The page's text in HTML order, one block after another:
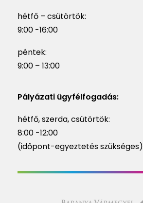
hétfő – csütörtök:
9:00 -16:00
péntek:
9:00 – 13:00
Pályázati ügyfélfogadás:
hétfő, szerda, csütörtök:
8:00 -12:00
(időpont-egyeztetés szükséges)